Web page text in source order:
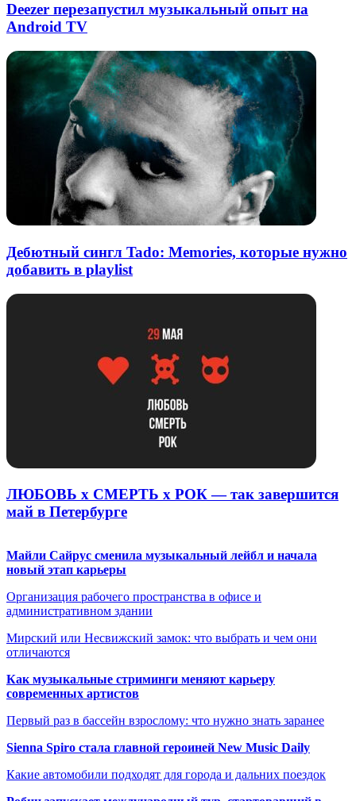
Deezer перезапустил музыкальный опыт на
Android TV
Дебютный сингл Tado: Memories, которые нужно
добавить в playlist
ЛЮБОВЬ х СМЕРТЬ х РОК — так завершится
май в Петербурге
Майли Сайрус сменила музыкальный лейбл и начала
новый этап карьеры
Организация рабочего пространства в офисе и
административном здании
Мирский или Несвижский замок: что выбрать и чем они
отличаются
Как музыкальные стриминги меняют карьеру
современных артистов
Первый раз в бассейн взрослому: что нужно знать заранее
Sienna Spiro стала главной героиней New Music Daily
Какие автомобили подходят для города и дальних поездок